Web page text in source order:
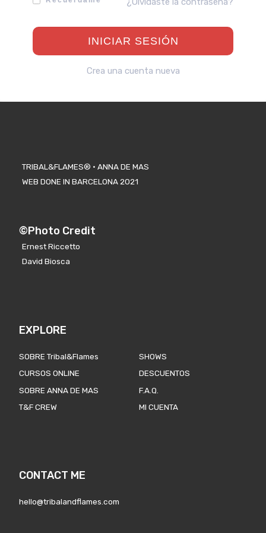
Crea una cuenta nueva
TRIBAL&FLAMES® · ANNA DE MAS
WEB DONE IN BARCELONA 2021
©Photo Credit
Ernest Riccetto
David Biosca
EXPLORE
SOBRE Tribal&Flames
CURSOS ONLINE
SOBRE ANNA DE MAS
T&F CREW
SHOWS
DESCUENTOS
F.A.Q.
MI CUENTA
CONTACT ME
hello@tribalandflames.com